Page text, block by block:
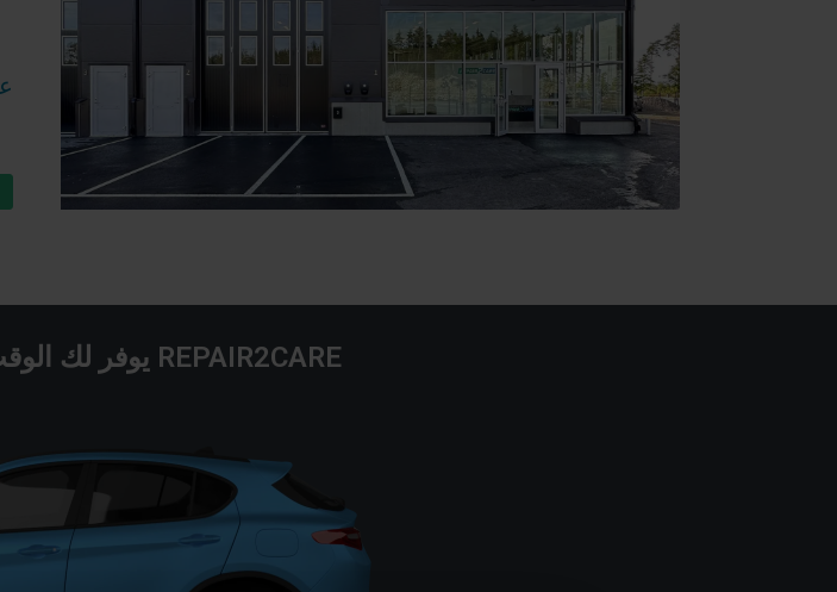
REPAIR2CARE يوفر لك الوقت والمال على حد سواء